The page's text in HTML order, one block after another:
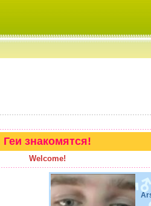
Геи знакомятся!
Welcome!